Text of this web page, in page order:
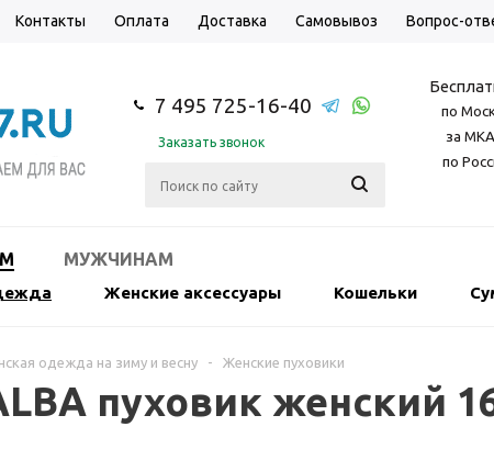
Контакты Оплата Доставка Самовывоз Вопрос-
7 495 725-16-40
Заказать звонок
по
за
по
МУЖЧИНАМ
Женские аксессуары Кошельки
одежда на зиму и весну - Женские пуховики
пуховик женский